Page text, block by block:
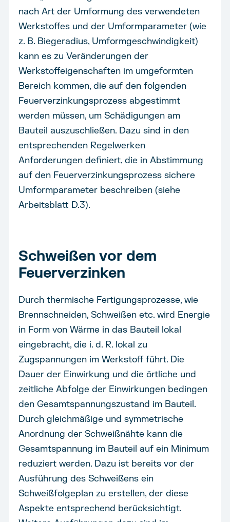
nach Art der Umformung des verwendeten
Werkstoffes und der Umformparameter (wie
z. B. Biegeradius, Umformgeschwindigkeit)
kann es zu Veränderungen der
Werkstoffeigenschaften im umgeformten
Bereich kommen, die auf den folgenden
Feuerverzinkungsprozess abgestimmt
werden müssen, um Schädigungen am
Bauteil auszuschließen. Dazu sind in den
entsprechenden Regelwerken
Anforderungen definiert, die in Abstimmung
auf den Feuerverzinkungsprozess sichere
Umformparameter beschreiben (siehe
Arbeitsblatt D.3).
Schweißen vor dem
Feuerverzinken
Durch thermische Fertigungsprozesse, wie
Brennschneiden, Schweißen etc. wird Energie
in Form von Wärme in das Bauteil lokal
eingebracht, die i. d. R. lokal zu
Zugspannungen im Werkstoff führt. Die
Dauer der Einwirkung und die örtliche und
zeitliche Abfolge der Einwirkungen bedingen
den Gesamtspannungszustand im Bauteil.
Durch gleichmäßige und symmetrische
Anordnung der Schweißnähte kann die
Gesamtspannung im Bauteil auf ein Minimum
reduziert werden. Dazu ist bereits vor der
Ausführung des Schweißens ein
Schweißfolgeplan zu erstellen, der diese
Aspekte entsprechend berücksichtigt.